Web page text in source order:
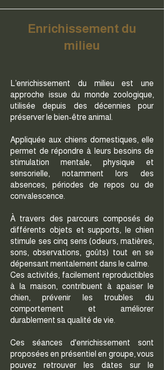
Enrichissement du
milieu
L’enrichissement du milieu est une
approche issue du monde zoologique,
utilisée depuis des décennies pour
préserver le bien-être animal.
Appliquée aux chiens domestiques, elle
permet de répondre à leurs besoins de
stimulation mentale, physique et
sensorielle, notamment lors des
absences, périodes de repos ou de
convalescence.
À travers des parcours composés de
différents objets et supports, le chien
stimule ses cinq sens (odeurs, matières,
sons, observations, goûts) tout en se
dépensant mentalement dans le calme.
Ces activités, facilement reproductibles
à la maison, contribuent à apaiser le
chien, prévenir les troubles du
comportement et améliorer
durablement sa qualité de vie.
Ces séances d'enrichissement sont
proposées en présentiel en groupe, vous
pouvez retrouver les dates sur le